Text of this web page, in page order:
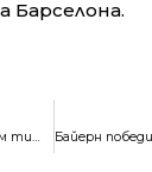
Барселона.
Интер крачи уверено към титлата с 20-ия гол на Лукаку